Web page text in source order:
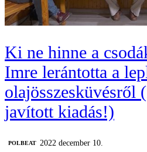
Ki ne hinne a
Imre lerántotta a
olajösszesküvésről
javított kiadás!)
‎POLBEAT
2022 december 10.